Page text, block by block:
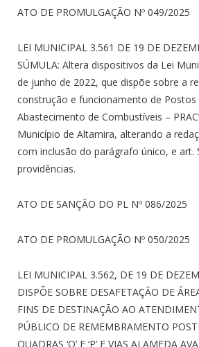
ATO DE PROMULGAÇÃO Nº 049/2025
LEI MUNICIPAL 3.561 DE 19 DE
SÚMULA: Altera dispositivos da Lei
de junho de 2022, que dispõe sobre a
construção e funcionamento de Postos
Abastecimento de Combustíveis –
Município de Altamira, alterando a
com inclusão do parágrafo único, e art.
providências.
ATO DE SANÇÃO DO PL Nº 086/2025
ATO DE PROMULGAÇÃO Nº 050/2025
LEI MUNICIPAL 3.562, DE 19 DE
DISPÕE SOBRE DESAFETAÇÃO DE
FINS DE DESTINAÇÃO AO
PÚBLICO DE REMEMBRAMENTO
QUADRAS ‘Q’ E ‘P’ E VIAS ALAMEDA